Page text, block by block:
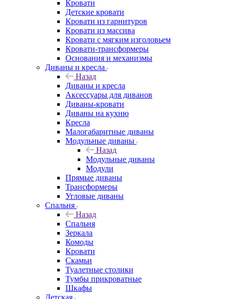
Кровати
Детские кровати
Кровати из гарнитуров
Кровати из массива
Кровати с мягким изголовьем
Кровати-трансформеры
Основания и механизмы
Диваны и кресла
Назад
Диваны и кресла
Аксессуары для диванов
Диваны-кровати
Диваны на кухню
Кресла
Малогабаритные диваны
Модульные диваны
Назад
Модульные диваны
Модули
Прямые диваны
Трансформеры
Угловые диваны
Спальня
Назад
Спальня
Зеркала
Комоды
Кровати
Скамьи
Туалетные столики
Тумбы прикроватные
Шкафы
Детская